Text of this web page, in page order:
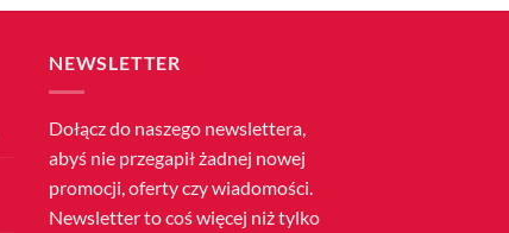
NEWSLETTER
Dołącz do naszego newslettera,
abyś nie przegapił żadnej nowej
promocji, oferty czy wiadomości.
Newsletter to coś więcej niż tylko